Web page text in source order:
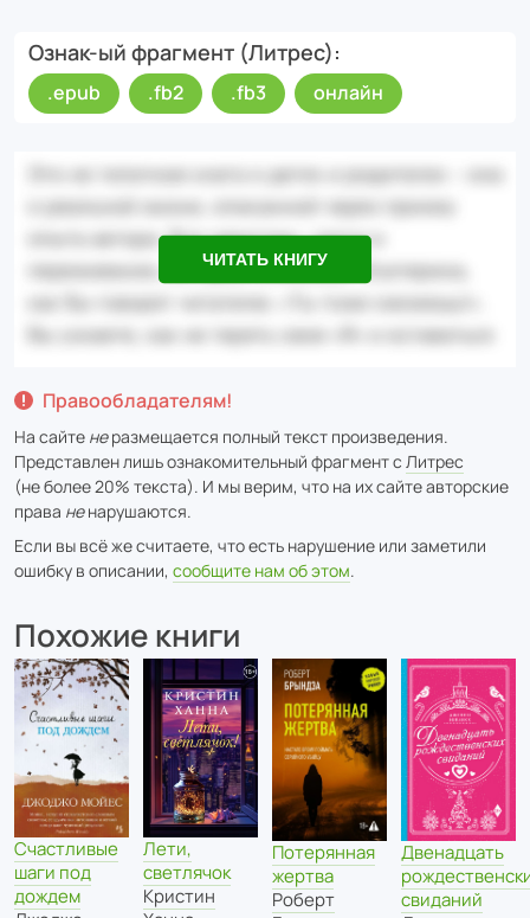
Ознак-ый фрагмент (Литрес)
.epub .fb2 .fb3 онлайн
ЧИТАТЬ КНИГУ
Правообладателям!
На сайте неразмещается полный текст произведения.
Представлен лишь ознакомительный фрагмент с Литрес
(не более 20% текста). И мы верим, что на их сайте авторские
права ненарушаются.
Если вы всё же считаете, что есть нарушение или заметили
ошибку в описании, сообщите нам об этом.
Похожие книги
Счастливые
шаги под
дождем
Лети,
светлячок
Кристин
Потерянная
жертва
Роберт
Двенадцать
свиданий